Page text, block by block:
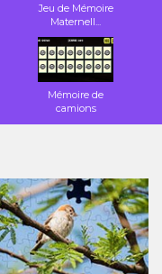
Jeu de Mémoire
Maternell...
Mémoire de
camions